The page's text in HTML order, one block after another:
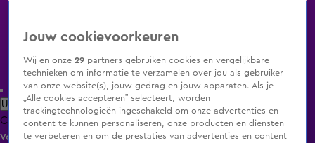
Uitzending Gemist Populaire programma's Zenders Genres
ClipsFilmsRadioSmart TV inlogShop
Volg KIJK
Jouw cookievoorkeuren
Wij en onze29 partners gebruiken cookies en vergelijkbare
technieken om informatie te verzamelen over jou als gebruiker
van onze website(s), jouw gedrag en jouw apparaten. Als je
„Alle cookies accepteren” selecteert, worden
trackingtechnologieën ingeschakeld om onze advertenties en
content te kunnen personaliseren, onze producten en diensten
te verbeteren en om de prestaties van advertenties en content